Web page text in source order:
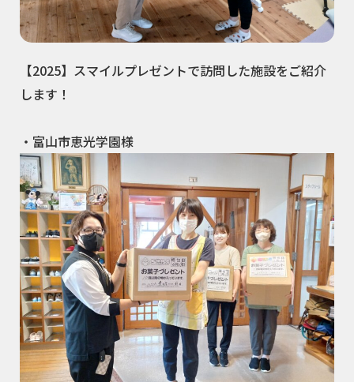
【2025】スマイルプレゼントで訪問した施設をご紹介
します！
・富山市恵光学園様